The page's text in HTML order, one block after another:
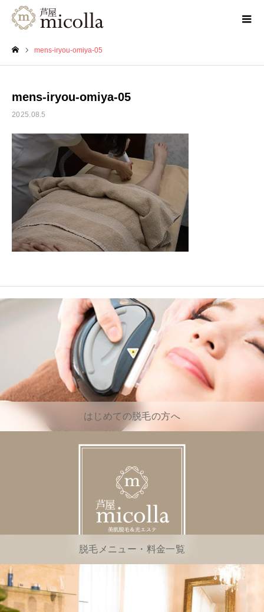
mens-iryou-omiya-05
mens-iryou-omiya-05
2025.08.5
はじめての脱毛の方へ
脱毛メニュー・料金一覧